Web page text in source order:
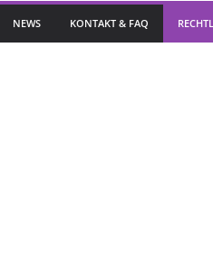
NEWS KONTAKT & FAQ